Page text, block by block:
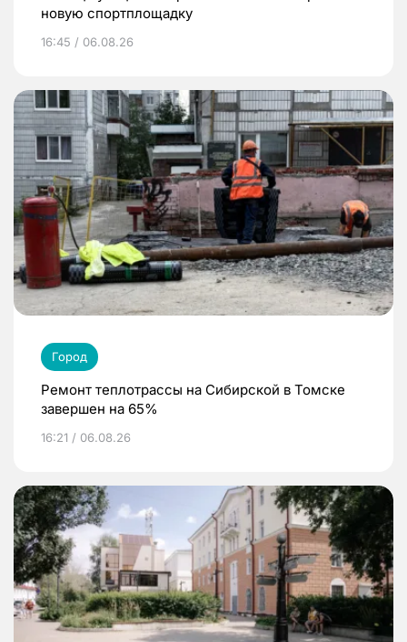
новую спортплощадку
16:45 / 06.08.26
Город
Ремонт теплотрассы на Сибирской в Томске
завершен на 65%
16:21 / 06.08.26